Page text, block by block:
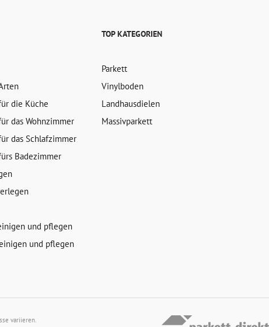
die Küche
das Wohnzimmer
das Schlafzimmer
Badezimmer
und pflegen
und pflegen
TOP KATEGORIEN
Parkett
Vinylboden
Landhausdielen
Massivparkett
variieren.